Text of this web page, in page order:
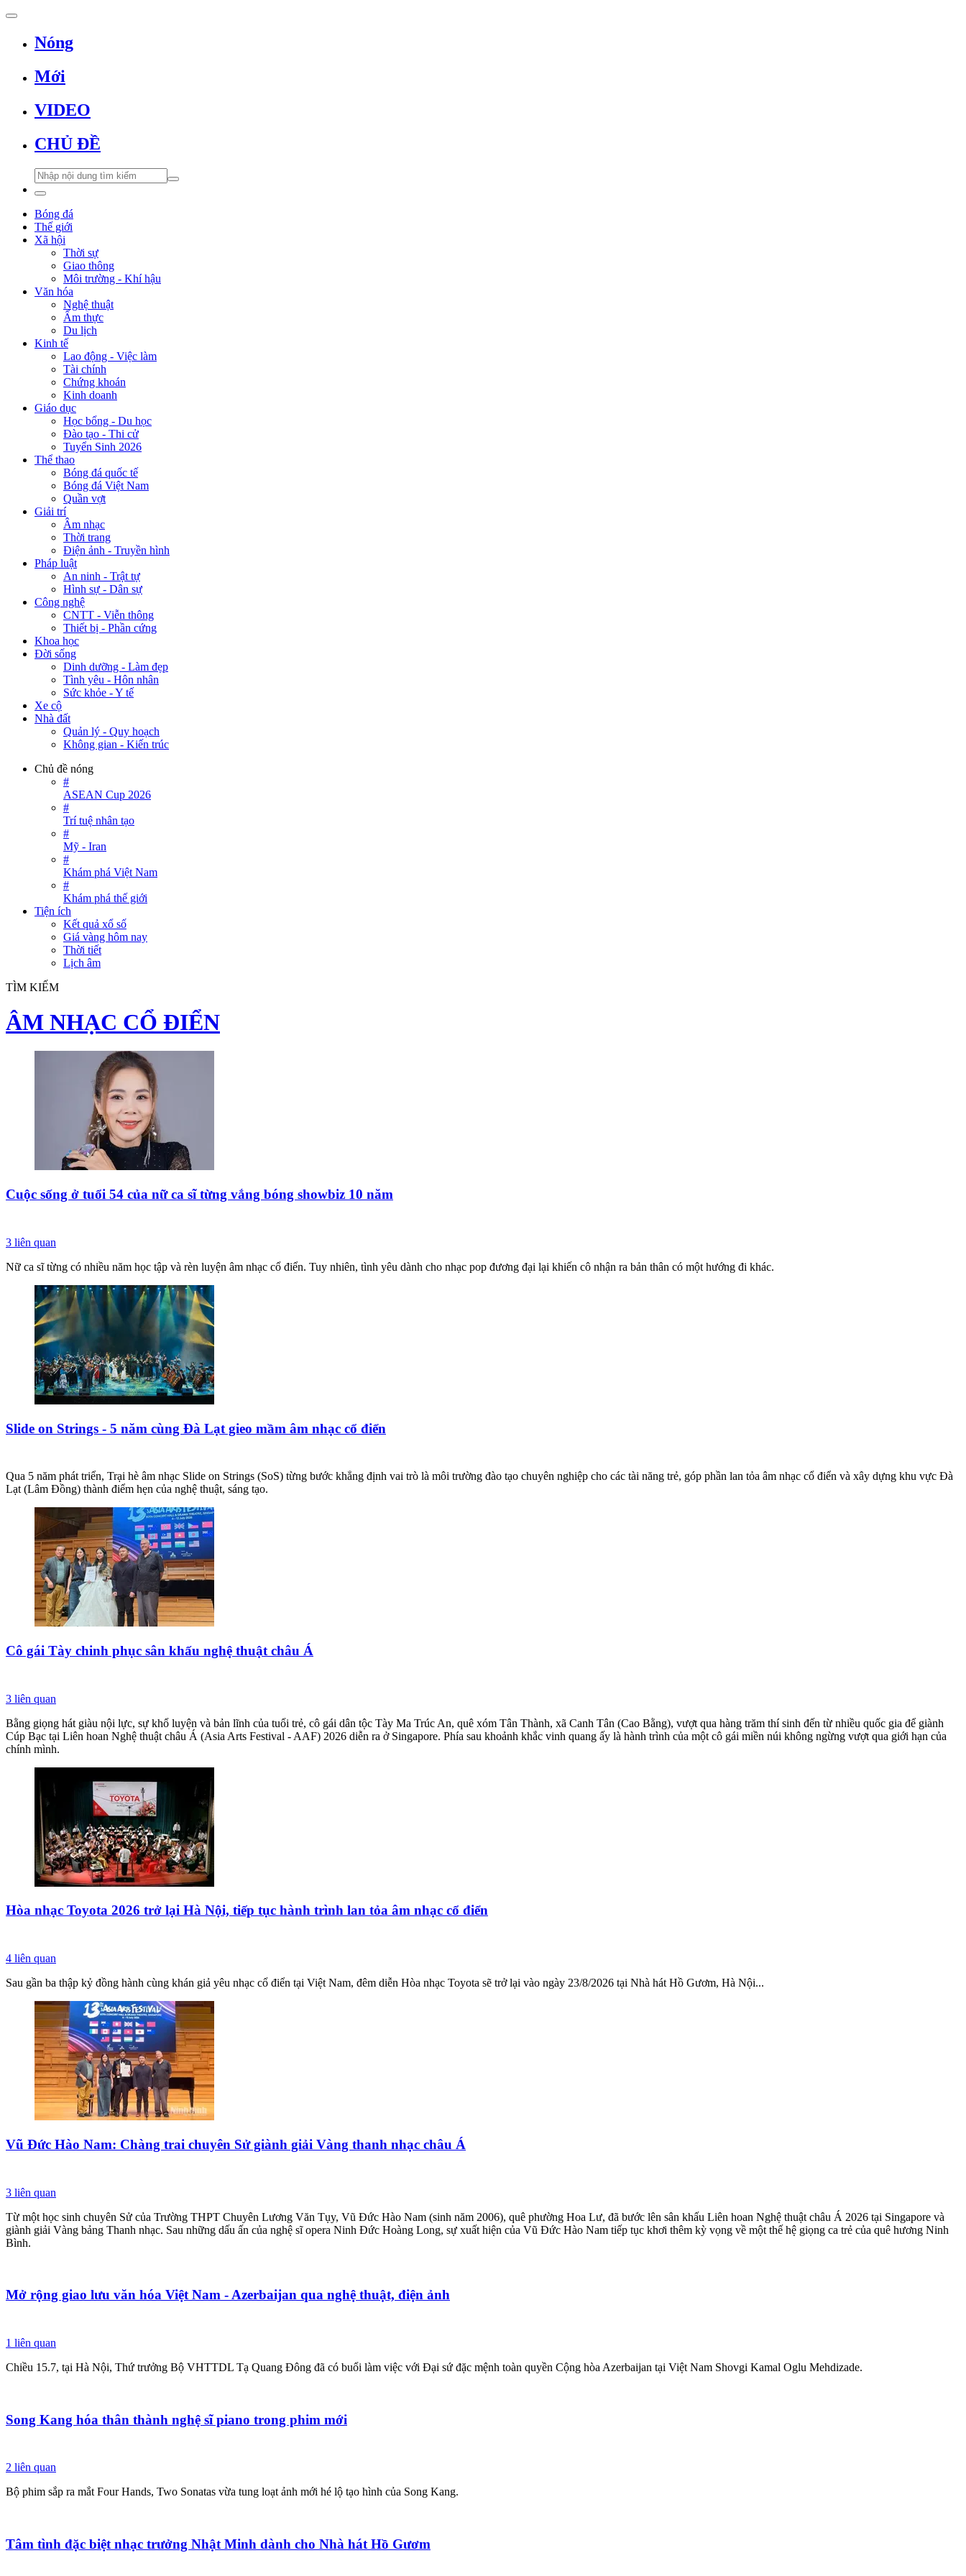
Nóng
Mới
VIDEO
CHỦ ĐỀ
Bóng đá
Thế giới
Xã hội
Thời sự
Giao thông
Môi trường - Khí hậu
Văn hóa
Nghệ thuật
Ẩm thực
Du lịch
Kinh tế
Lao động - Việc làm
Tài chính
Chứng khoán
Kinh doanh
Giáo dục
Học bổng - Du học
Đào tạo - Thi cử
Tuyển Sinh 2026
Thể thao
Bóng đá quốc tế
Bóng đá Việt Nam
Quần vợt
Giải trí
Âm nhạc
Thời trang
Điện ảnh - Truyền hình
Pháp luật
An ninh - Trật tự
Hình sự - Dân sự
Công nghệ
CNTT - Viễn thông
Thiết bị - Phần cứng
Khoa học
Đời sống
Dinh dưỡng - Làm đẹp
Tình yêu - Hôn nhân
Sức khỏe - Y tế
Xe cộ
Nhà đất
Quản lý - Quy hoạch
Không gian - Kiến trúc
Chủ đề nóng
#
ASEAN Cup 2026
#
Trí tuệ nhân tạo
#
Mỹ - Iran
#
Khám phá Việt Nam
#
Khám phá thế giới
Tiện ích
Kết quả xổ số
Giá vàng hôm nay
Thời tiết
Lịch âm
TÌM KIẾM
ÂM NHẠC CỔ ĐIỂN
Cuộc sống ở tuổi 54 của nữ ca sĩ từng vắng bóng showbiz 10 năm
3 liên quan
Nữ ca sĩ từng có nhiều năm học tập và rèn luyện âm nhạc cổ điển. Tuy nhiên, tình yêu dành cho nhạc pop đương đại lại khiến cô nhận ra bản thân có một hướng đi khác.
Slide on Strings - 5 năm cùng Đà Lạt gieo mầm âm nhạc cổ điển
Qua 5 năm phát triển, Trại hè âm nhạc Slide on Strings (SoS) từng bước khẳng định vai trò là môi trường đào tạo chuyên nghiệp cho các tài năng trẻ, góp phần lan tỏa âm nhạc cổ điển và xây dựng khu vực Đà
Lạt (Lâm Đồng) thành điểm hẹn của nghệ thuật, sáng tạo.
Cô gái Tày chinh phục sân khấu nghệ thuật châu Á
3 liên quan
Bằng giọng hát giàu nội lực, sự khổ luyện và bản lĩnh của tuổi trẻ, cô gái dân tộc Tày Ma Trúc An, quê xóm Tân Thành, xã Canh Tân (Cao Bằng), vượt qua hàng trăm thí sinh đến từ nhiều quốc gia để giành
Cúp Bạc tại Liên hoan Nghệ thuật châu Á (Asia Arts Festival - AAF) 2026 diễn ra ở Singapore. Phía sau khoảnh khắc vinh quang ấy là hành trình của một cô gái miền núi không ngừng vượt qua giới hạn của
chính mình.
Hòa nhạc Toyota 2026 trở lại Hà Nội, tiếp tục hành trình lan tỏa âm nhạc cổ điển
4 liên quan
Sau gần ba thập kỷ đồng hành cùng khán giả yêu nhạc cổ điển tại Việt Nam, đêm diễn Hòa nhạc Toyota sẽ trở lại vào ngày 23/8/2026 tại Nhà hát Hồ Gươm, Hà Nội...
Vũ Đức Hào Nam: Chàng trai chuyên Sử giành giải Vàng thanh nhạc châu Á
3 liên quan
Từ một học sinh chuyên Sử của Trường THPT Chuyên Lương Văn Tụy, Vũ Đức Hào Nam (sinh năm 2006), quê phường Hoa Lư, đã bước lên sân khấu Liên hoan Nghệ thuật châu Á 2026 tại Singapore và
giành giải Vàng bảng Thanh nhạc. Sau những dấu ấn của nghệ sĩ opera Ninh Đức Hoàng Long, sự xuất hiện của Vũ Đức Hào Nam tiếp tục khơi thêm kỳ vọng về một thế hệ giọng ca trẻ của quê hương Ninh
Bình.
Mở rộng giao lưu văn hóa Việt Nam - Azerbaijan qua nghệ thuật, điện ảnh
1 liên quan
Chiều 15.7, tại Hà Nội, Thứ trưởng Bộ VHTTDL Tạ Quang Đông đã có buổi làm việc với Đại sứ đặc mệnh toàn quyền Cộng hòa Azerbaijan tại Việt Nam Shovgi Kamal Oglu Mehdizade.
Song Kang hóa thân thành nghệ sĩ piano trong phim mới
2 liên quan
Bộ phim sắp ra mắt Four Hands, Two Sonatas vừa tung loạt ảnh mới hé lộ tạo hình của Song Kang.
Tâm tình đặc biệt nhạc trưởng Nhật Minh dành cho Nhà hát Hồ Gươm